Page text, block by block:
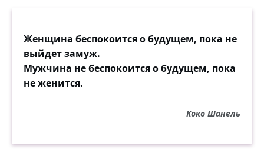
Женщина беспокоится о будущем, пока не
выйдет замуж.
Мужчина не беспокоится о будущем, пока
не женится.
Коко Шанель